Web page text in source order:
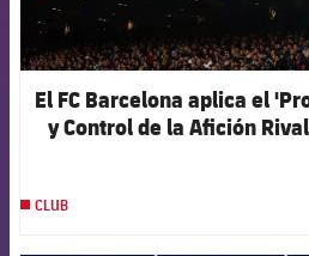
El FC Barcelona aplica el
y Control de la Afición
CLUB